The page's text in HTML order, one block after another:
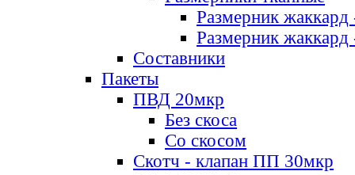
Размерник
Размерник
Составники
Пакеты
ПВД 20мкр
Без скоса
Со скосом
Скотч - клапан ПП 30мкр